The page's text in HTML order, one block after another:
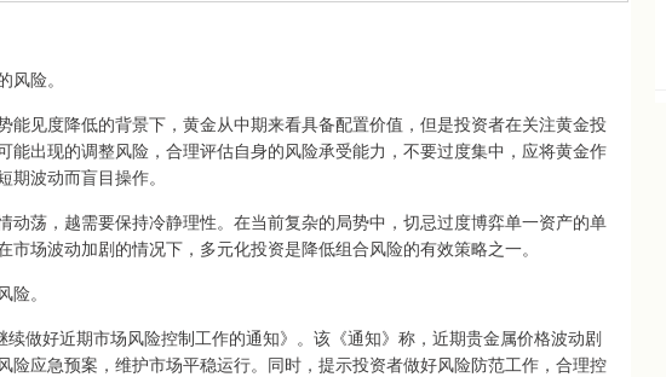
险。
见度降低的背景下，黄金从中期来看具备配置价值，但是投资者在关注黄金投
能出现的调整风险，合理评估自身的风险承受能力，不要过度集中，应将黄金作
波动而盲目操作。
荡，越需要保持冷静理性。在当前复杂的局势中，切忌过度博弈单一资产的单
场波动加剧的情况下，多元化投资是降低组合风险的有效策略之一。
。
好近期市场风险控制工作的通知》。该《通知》称，近期贵金属价格波动剧
险应急预案，维护市场平稳运行。同时，提示投资者做好风险防范工作，合理控